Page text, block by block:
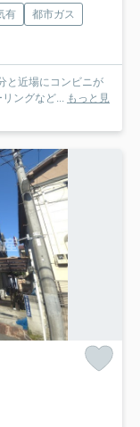
有
都市ガス
と近場にコンビニが
ングなど... もっと見